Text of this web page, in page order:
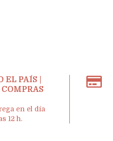
EL PAÍS |
en el día
12 h.